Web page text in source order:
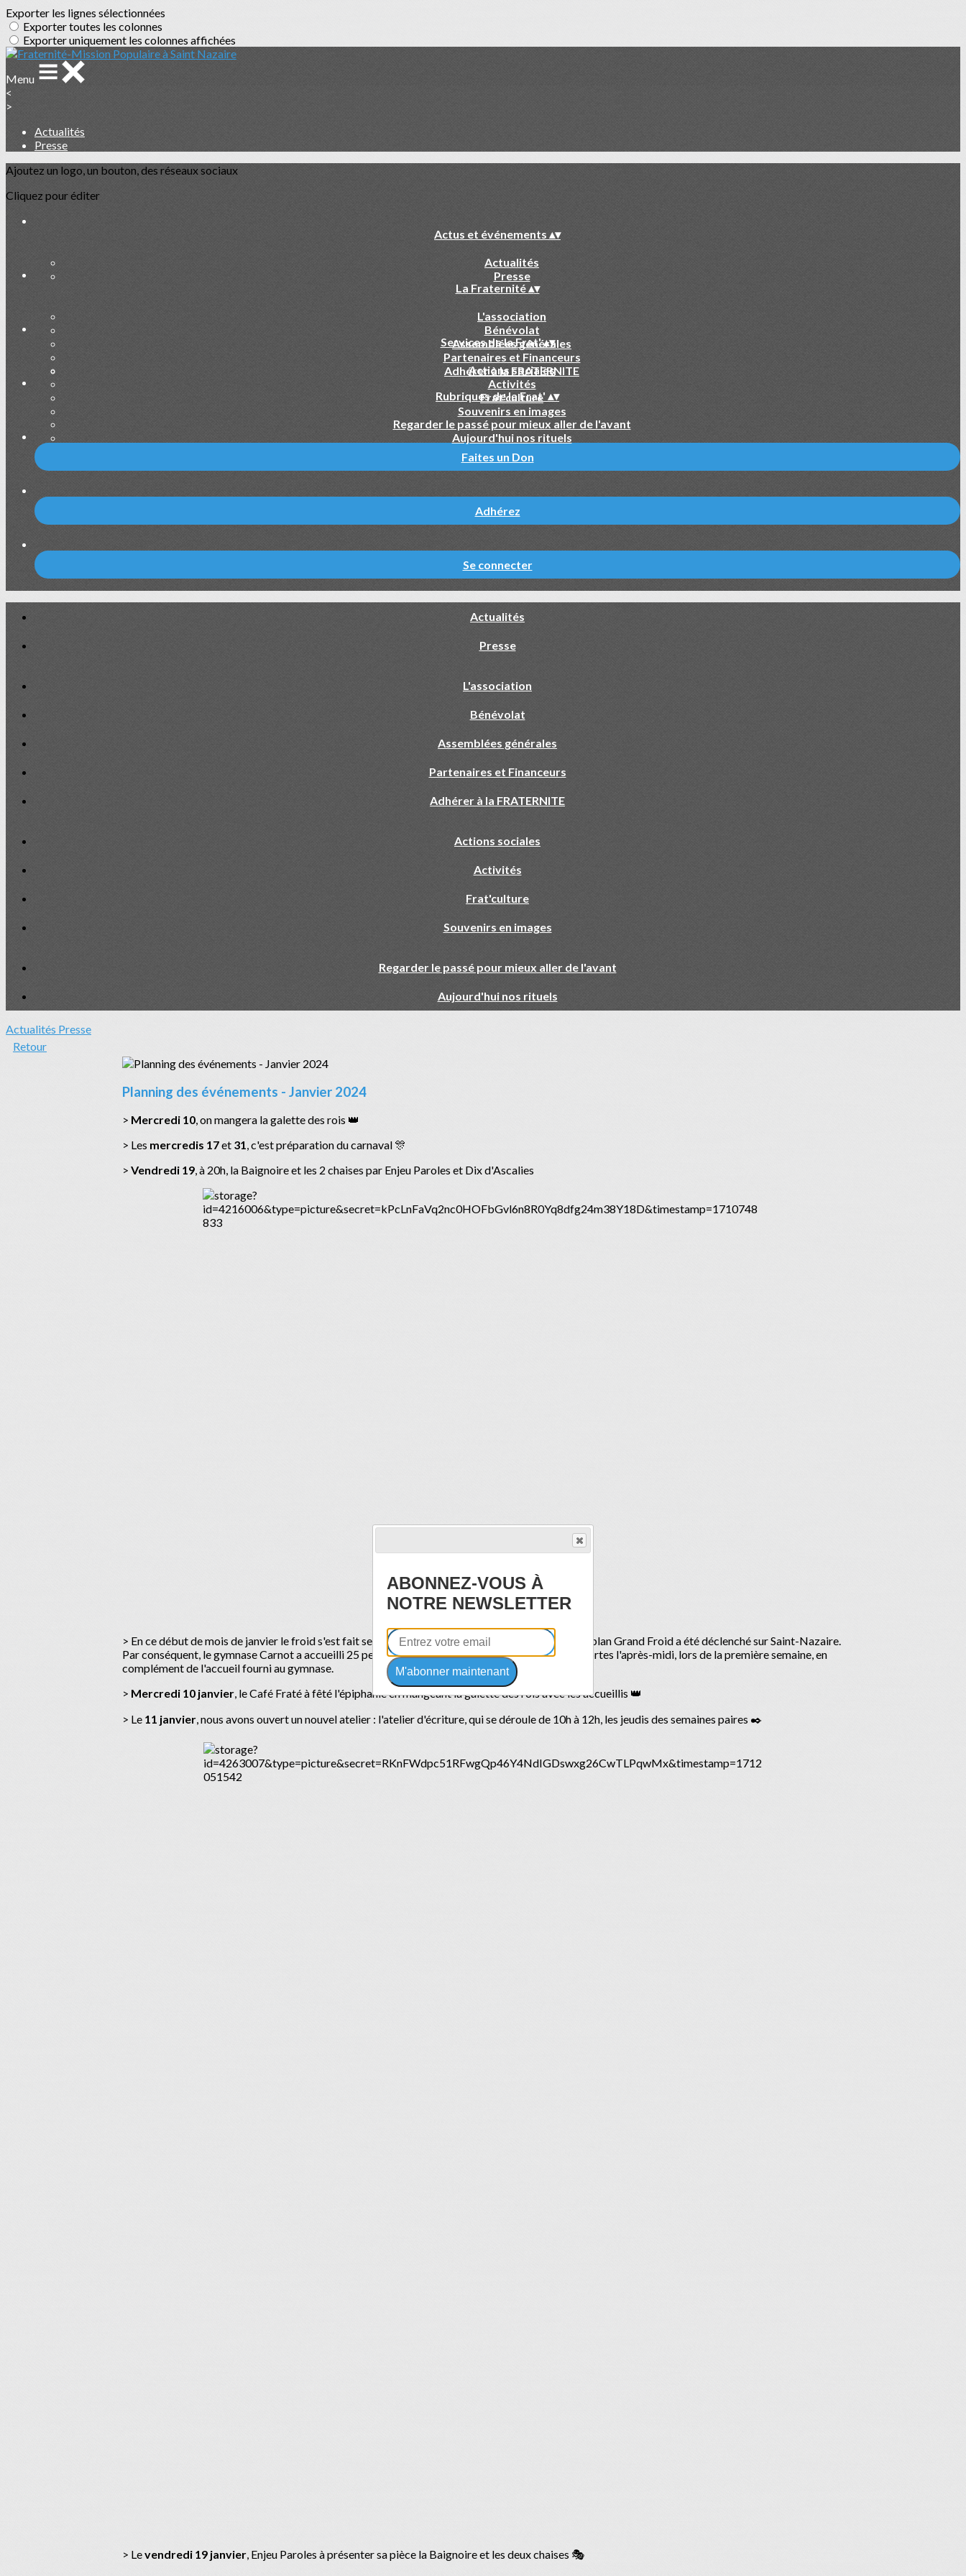
Exporter les lignes sélectionnées
Exporter toutes les colonnes
Exporter uniquement les colonnes affichées
Menu
<
>
Actualités
Presse
Ajoutez un logo, un bouton, des réseaux sociaux
Cliquez pour éditer
Actus et événements ▴▾
Actualités
Presse
La Fraternité▴▾
L'association
Bénévolat
Assemblées générales
Partenaires et Financeurs
Adhérer à la FRATERNITE
Services de la Frat'▴▾
Actions sociales
Activités
Frat'culture
Souvenirs en images
Rubriques de la Frat' ▴▾
Regarder le passé pour mieux aller de l'avant
Aujourd'hui nos rituels
Faites un Don
Adhérez
Se connecter
Actualités
Presse
L'association
Bénévolat
Assemblées générales
Partenaires et Financeurs
Adhérer à la FRATERNITE
Actions sociales
Activités
Frat'culture
Souvenirs en images
Regarder le passé pour mieux aller de l'avant
Aujourd'hui nos rituels
Actualités Presse
Retour
Planning des événements - Janvier 2024
> Mercredi 10, on mangera la galette des rois 👑
> Les mercredis 17et 31, c'est préparation du carnaval 🎊
> Vendredi 19, à 20h, la Baignoire et les 2 chaises par Enjeu Paroles et Dix d'Ascalies
Actualité du mois de Janvier
> En ce début de mois de janvier le froid s'est fait sentir. C'est pour cela que du 6 au 31 janvier
le plan Grand Froid a été déclenché sur Saint-Nazaire.
Par conséquent, le gymnase Carnot a accueilli 25 personnes chaque soir et la Frat' a ouvert ses portes l'après-midi, lors de la première semaine, en
complément de l'accueil fourni au gymnase.
> Mercredi 10 janvier, le Café Fraté à fêté l'épiphanie en mangeant la galette des rois avec les accueillis 👑
> Le 11 janvier, nous avons ouvert un nouvel atelier : l'atelier d'écriture, qui se déroule de 10h à 12h, les jeudis des semaines paires ✒️
> Levendredi 19 janvier, Enjeu Paroles à présenter sa pièce la Baignoire et les deux chaises 🎭
ABONNEZ-VOUS À
NOTRE NEWSLETTER
M'abonner maintenant